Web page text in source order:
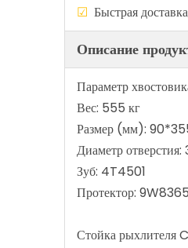
☑ Быстрая
Описание
Параметр
Вес: 555 кг
Размер (мм):
Диаметр
Зуб: 4T4501
Протектор: 9W8365
Стойка рыхлителя